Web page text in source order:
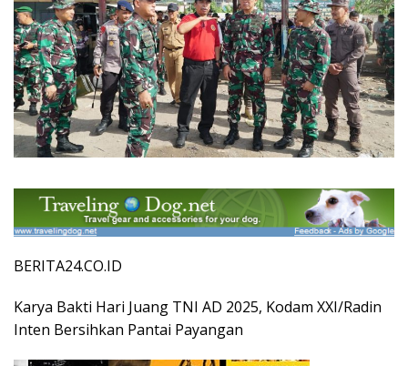
BERITA24.CO.ID
Karya Bakti Hari Juang TNI AD 2025, Kodam XXI/Radin
Inten Bersihkan Pantai Payangan